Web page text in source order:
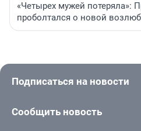
«Четырех мужей потеряла»:
проболтался о новой
Подписаться на новости
Сообщить новость